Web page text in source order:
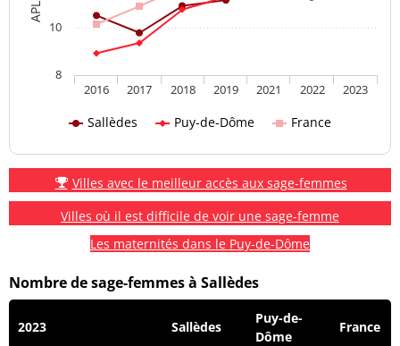
Sallèdes Puy-de-Dôme France
2016 2017 2018 2019 2021 2022 2023
8
10
Villes avec le meilleur accès aux sage-femmes
Villes où il est difficile de voir une sage-femme
Les maternités dans le Puy-de-Dôme
Nombre de sage-femmes à Sallèdes
2023 Sallèdes
Puy-de-
Dôme
France